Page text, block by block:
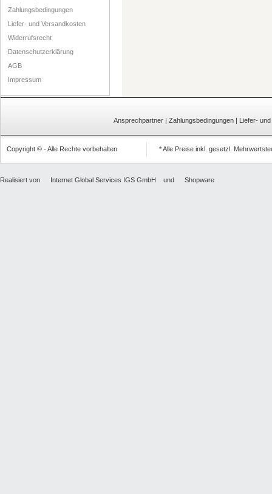
Zahlungsbedingungen
Liefer- und Versandkosten
Widerrufsrecht
Datenschutzerklärung
AGB
Impressum
Ansprechpartner | Zahlungsbedingungen | Liefer-
Copyright © - Alle Rechte vorbehalten * Alle Preise inkl. gesetzl.
Realisiert von Internet Global Services IGS GmbH und Shopware